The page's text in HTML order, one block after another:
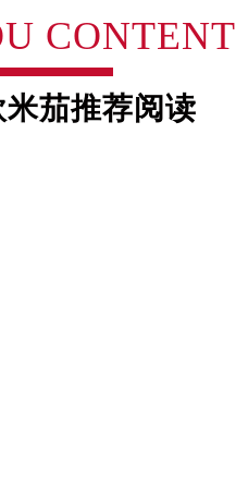
预约）
约）
预约）
前预约）
提前预约）
需提前预约）
CONTENT
茄推荐阅读